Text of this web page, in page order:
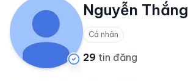
Nguyễn Thắng
Cá nhân
29 tin đăng